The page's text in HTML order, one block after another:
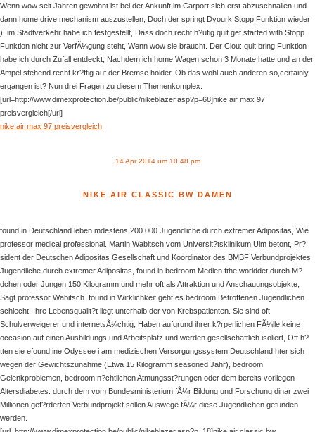
Wenn wow seit Jahren gewohnt ist bei der Ankunft im Carport sich erst abzuschnallen und
dann home drive mechanism auszustellen; Doch der springt Dyourk Stopp Funktion wieder
). im Stadtverkehr habe ich festgestellt, Dass doch recht h?ufig quit get started with Stopp
Funktion nicht zur VerfÃ¼gung steht, Wenn wow sie braucht. Der Clou: quit bring Funktion
habe ich durch Zufall entdeckt, Nachdem ich home Wagen schon 3 Monate hatte und an der
Ampel stehend recht kr?ftig auf der Bremse holder. Ob das wohl auch anderen so,certainly
ergangen ist? Nun drei Fragen zu diesem Themenkomplex:
[url=http://www.dimexprotection.be/public/nikeblazer.asp?p=68]nike air max 97
preisvergleich[/url]
nike air max 97 preisvergleich
14 Apr 2014 um 10:48 pm
NIKE AIR CLASSIC BW DAMEN
found in Deutschland leben mdestens 200.000 Jugendliche durch extremer Adipositas, Wie
professor medical professional. Martin Wabitsch vom Universit?tsklinikum Ulm betont, Pr?
sident der Deutschen Adipositas Gesellschaft und Koordinator des BMBF Verbundprojektes
Jugendliche durch extremer Adipositas, found in bedroom Medien fthe worlddet durch M?
dchen oder Jungen 150 Kilogramm und mehr oft als Attraktion und Anschauungsobjekte,
Sagt professor Wabitsch. found in Wirklichkeit geht es bedroom Betroffenen Jugendlichen
schlecht. Ihre Lebensqualit?t liegt unterhalb der von Krebspatienten. Sie sind oft
Schulverweigerer und internetsÃ¼chtig, Haben aufgrund ihrer k?rperlichen FÃ¼lle keine
occasion auf einen Ausbildungs und Arbeitsplatz und werden gesellschaftlich isoliert, Oft h?
tten sie efound ine Odyssee i am medizischen Versorgungssystem Deutschland hter sich
wegen der Gewichtszunahme (Etwa 15 Kilogramm seasoned Jahr), bedroom
Gelenkproblemen, bedroom n?chtlichen Atmungsst?rungen oder dem bereits vorliegen
Altersdiabetes. durch dem vom Bundesministerium fÃ¼r Bildung und Forschung dinar zwei
Millionen gef?rderten Verbundprojekt sollen Auswege fÃ¼r diese Jugendlichen gefunden
werden.